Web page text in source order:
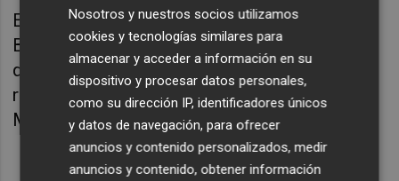
En cambio, el conjunto dirigido por Rubén
Baraja se ha mostrado muy seguro
defensivamente en Mestalla donde ha
recibido 10 tantos, solo mejorado por el Real
Madrid con 9 dianas.
Nosotros y nuestros socios utilizamos
cookies y tecnologías similares para
almacenar y acceder a información en su
dispositivo y procesar datos personales,
como su dirección IP, identificadores únicos
y datos de navegación, para ofrecer
anuncios y contenido personalizados, medir
anuncios y contenido, obtener información